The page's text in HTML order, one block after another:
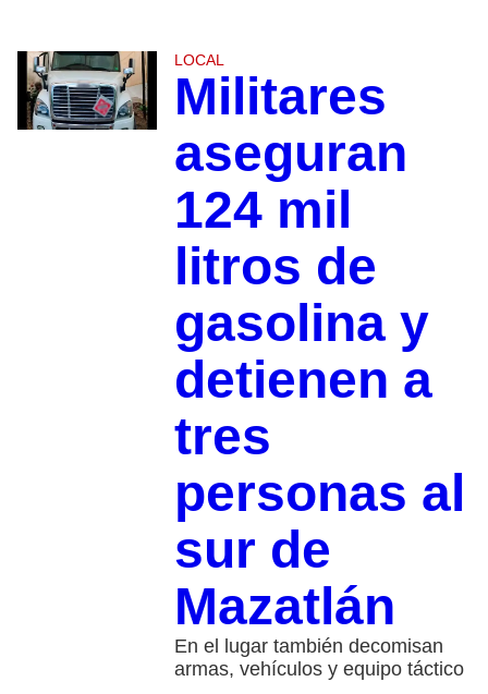
LOCAL
Militares
aseguran
124 mil
litros de
gasolina y
detienen a
tres
personas al
sur de
Mazatlán
En el lugar también decomisan
armas, vehículos y equipo táctico